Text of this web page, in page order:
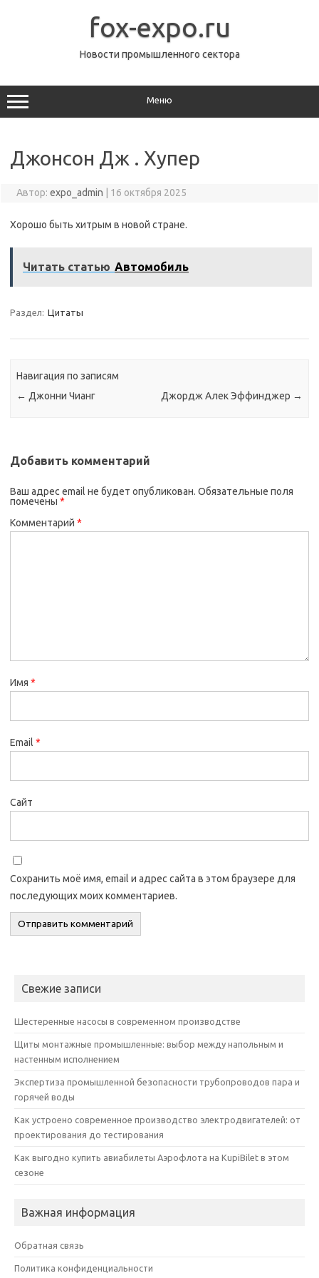
fox-expo.ru
Новости промышленного сектора
Меню
Джонсон Дж . Хупер
Автор: expo_admin 16 октября 2025
Хорошо быть хитрым в новой стране.
Читать статью Автомобиль
Раздел: Цитаты
Навигация по записям
← Джонни Чианг Джордж Алек Эффинджер →
Добавить комментарий
Ваш адрес email не будет опубликован. Обязательные поля
помечены *
Комментарий *
Имя *
Email *
Сайт
Сохранить моё имя, email и адрес сайта в этом браузере для
последующих моих комментариев.
Свежие записи
Шестеренные насосы в современном производстве
Щиты монтажные промышленные: выбор между напольным и
настенным исполнением
Экспертиза промышленной безопасности трубопроводов пара и
горячей воды
Как устроено современное производство электродвигателей: от
проектирования до тестирования
Как выгодно купить авиабилеты Аэрофлота на KupiBilet в этом
сезоне
Важная информация
Обратная связь
Политика конфиденциальности